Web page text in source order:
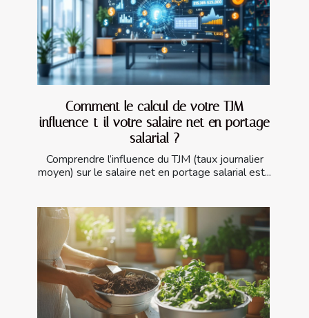
Comment le calcul de votre TJM
influence-t-il votre salaire net en portage
salarial ?
Comprendre l’influence du TJM (taux journalier
moyen) sur le salaire net en portage salarial est...